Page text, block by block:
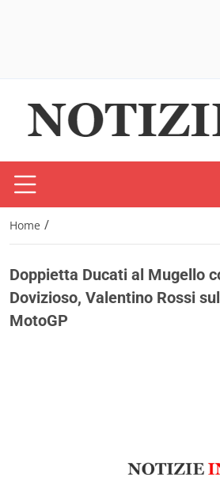
Home /
Doppietta Ducati al Mugello
Dovizioso, Valentino Rossi
MotoGP